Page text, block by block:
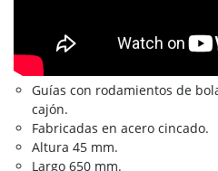
Guías con rodamientos de
cajón.
Fabricadas en acero cincado.
Altura 45 mm.
Largo 650 mm.